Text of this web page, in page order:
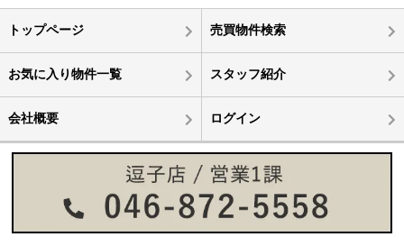
トップページ 売買物件検索
お気に入り物件一覧 スタッフ紹介
会社概要 ログイン